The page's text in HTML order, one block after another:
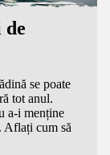
se poate
tot anul.
a-i menține
Aflați cum să